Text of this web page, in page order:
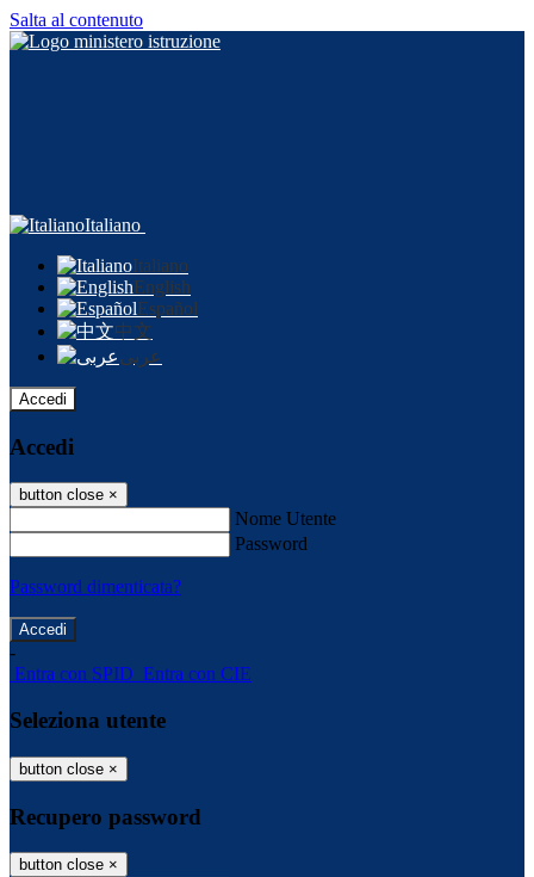
Salta al contenuto
Italiano
Italiano
English
Español
中文
عربى
Accedi
Accedi
button close ×
Nome Utente
Password
Password dimenticata?
-
Entra con SPID Entra con CIE
Seleziona utente
button close ×
Recupero password
button close ×